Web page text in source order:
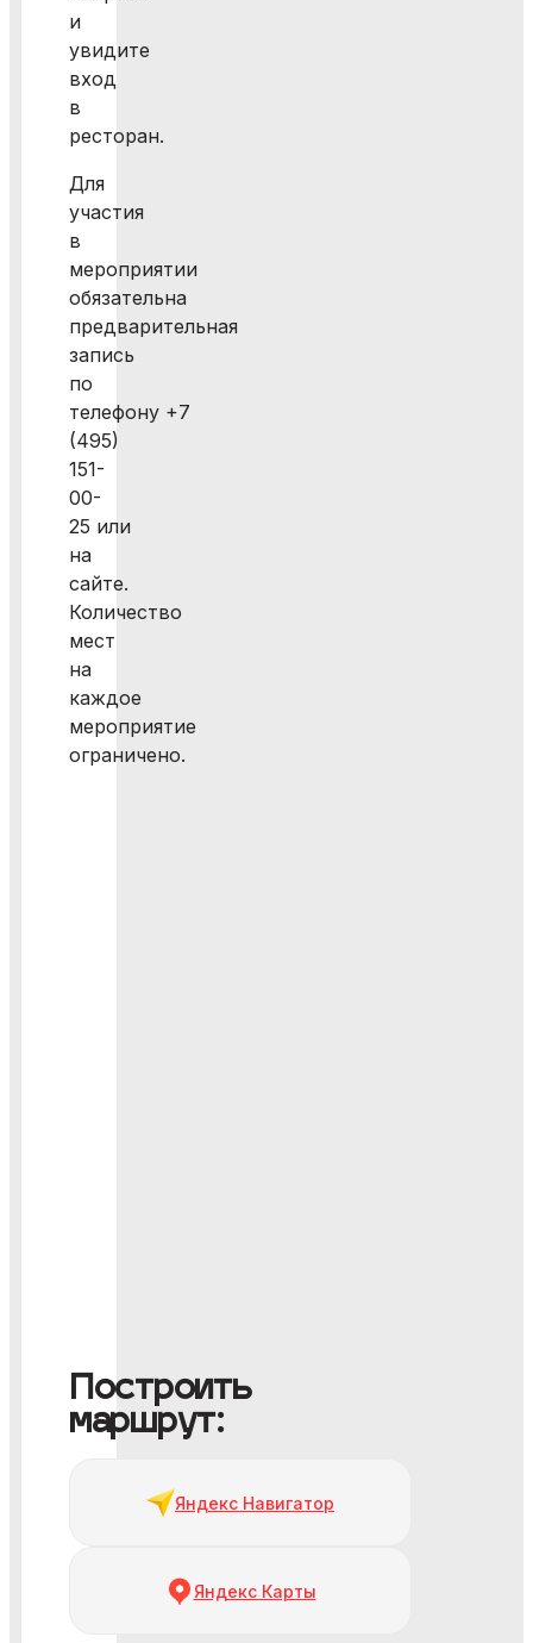
и
увидите
вход
в
ресторан.
Для
участия
в
мероприятии
обязательна
предварительная
запись
по
телефону +7
(495)
151-
00-
25 или
на
сайте.
Количество
мест
на
каждое
мероприятие
ограничено.
Построить
маршрут:
Яндекс Навигатор
Яндекс Карты